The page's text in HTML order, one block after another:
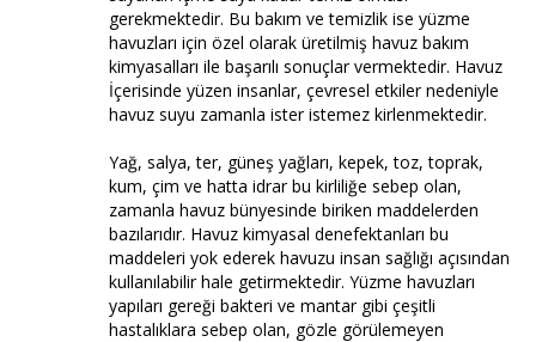
gerekmektedir. Bu bakım ve temizlik ise yüzme
havuzları için özel olarak üretilmiş havuz bakım
kimyasalları ile başarılı sonuçlar vermektedir. Havuz
İçerisinde yüzen insanlar, çevresel etkiler nedeniyle
havuz suyu zamanla ister istemez kirlenmektedir.
Yağ, salya, ter, güneş yağları, kepek, toz, toprak,
kum, çim ve hatta idrar bu kirliliğe sebep olan,
zamanla havuz bünyesinde biriken maddelerden
bazılarıdır. Havuz kimyasal denefektanları bu
maddeleri yok ederek havuzu insan sağlığı açısından
kullanılabilir hale getirmektedir. Yüzme havuzları
yapıları gereği bakteri ve mantar gibi çeşitli
hastalıklara sebep olan, gözle görülemeyen